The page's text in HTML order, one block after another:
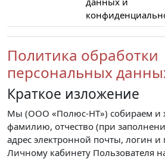
Политика обработки
персональных
Краткое изложение
Мы (ООО «Полюс-НТ») собираем и
фамилию, отчество (при
адрес электронной почты, логин и
Личному кабинету Пользователя